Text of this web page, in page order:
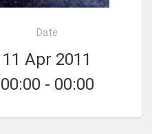
Date
11 Apr 2011
00:00 - 00:00